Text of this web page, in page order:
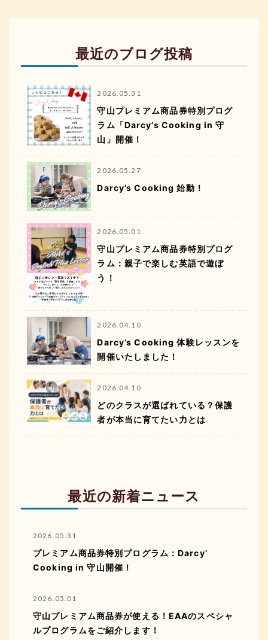
最近のブログ投稿
2026.05.31
守山プレミアム商品券特別プログ
ラム「Darcy’s Cooking in 守
山」開催！
2026.05.27
Darcy’s Cooking 始動！
2026.05.01
守山プレミアム商品券特別プログ
ラム：親子で楽しむ英語で遊ぼ
う！
2026.04.10
Darcy’s Cooking 体験レッスンを
開催いたしました！
2026.04.10
どのクラスが選ばれている？保護
者が本当に育てたい力とは
最近の新着ニュース
2026.05.31
プレミアム商品券特別プログラム：Darcy’
Cooking in 守山開催！
2026.05.01
守山プレミアム商品券が使える！EAAのスペシャ
ルプログラムをご紹介します！